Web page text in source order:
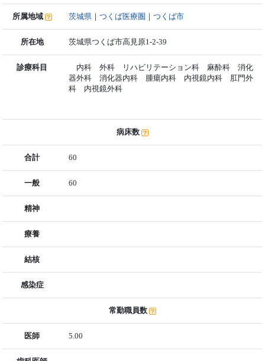
所属地域 茨城県 ｜つくば医療圏 ｜つくば市
所在地 茨城県つくば市高見原1-2-39
診療科目
内科 外科 リハビリテーション科 麻酔科 消化
器外科 消化器内科 腫瘍内科 内視鏡内科 肛門外
科 内視鏡外科
病床数
合計 60
一般 60
精神
療養
結核
感染症
常勤職員数
医師 5.00